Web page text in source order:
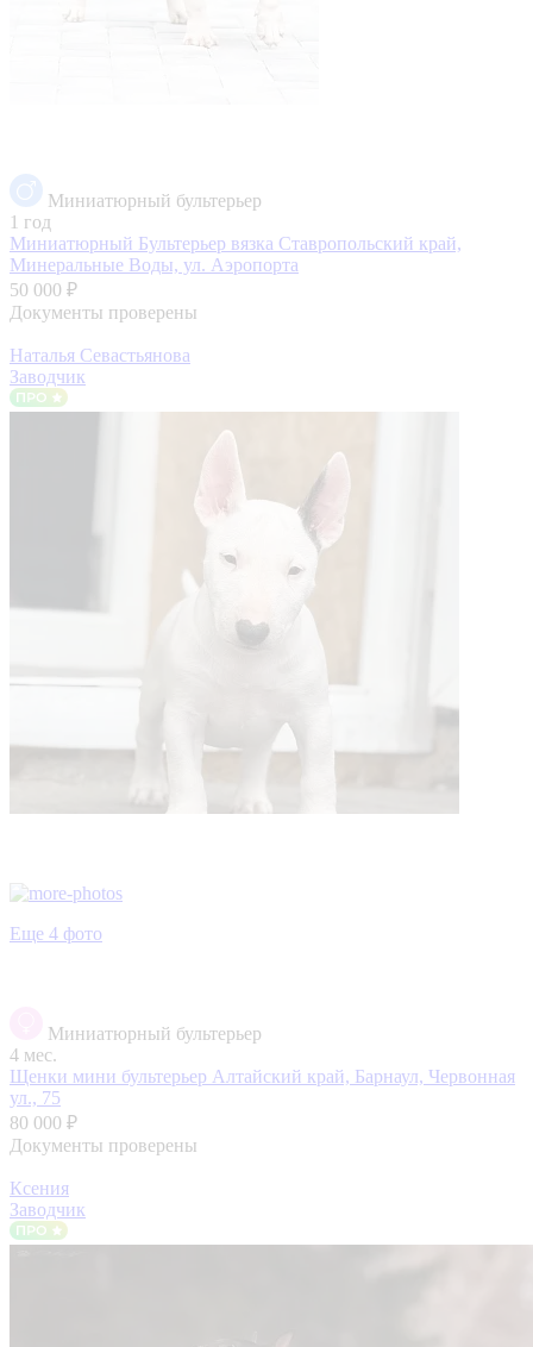
Миниатюрный бультерьер
1 год
Миниатюрный Бультерьер вязка Ставропольский край,
Минеральные Воды, ул. Аэропорта
50 000 ₽
Документы проверены
Наталья Севастьянова
Заводчик
Еще 4 фото
Миниатюрный бультерьер
4 мес.
Щенки мини бультерьер Алтайский край, Барнаул, Червонная
ул., 75
80 000 ₽
Документы проверены
Ксения
Заводчик